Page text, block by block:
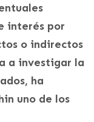
interés por
o indirectos
a investigar la
ha
uno de los